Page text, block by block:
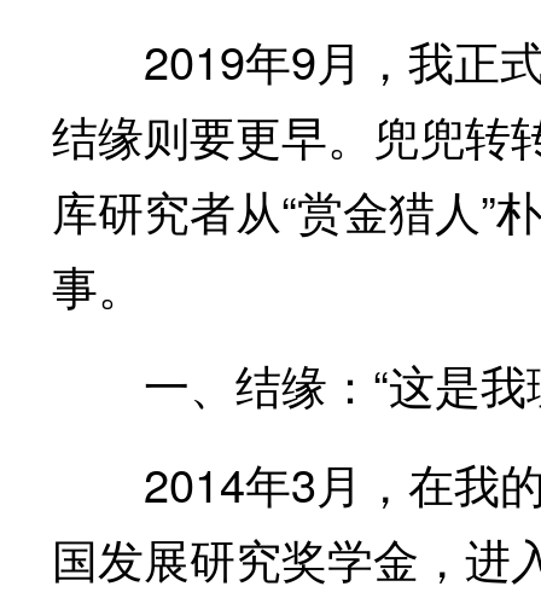
2019年9月，我正式
结缘则要更早。兜兜转
库研究者从“赏金猎人”
事。
一、结缘：“这是我
2014年3月，在我的
国发展研究奖学金，进